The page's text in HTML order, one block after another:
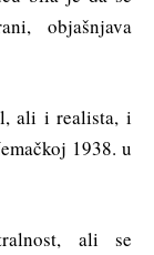
objašnjava
ali i realista, i
1938. u
ali se